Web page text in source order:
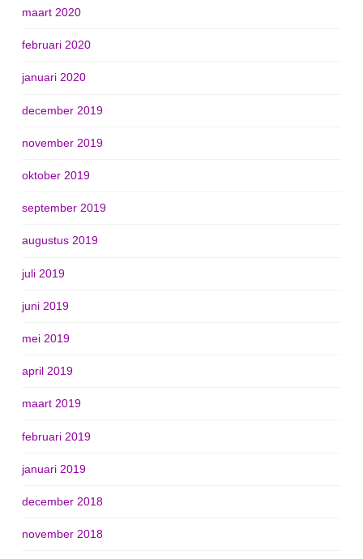
maart 2020
februari 2020
januari 2020
december 2019
november 2019
oktober 2019
september 2019
augustus 2019
juli 2019
juni 2019
mei 2019
april 2019
maart 2019
februari 2019
januari 2019
december 2018
november 2018